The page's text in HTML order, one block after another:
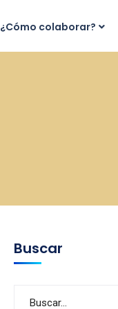
¿Cómo colaborar?
Buscar